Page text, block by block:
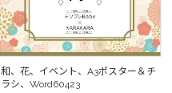
和、花、イベント、A3ポスター＆チ
ラシ、Word60423